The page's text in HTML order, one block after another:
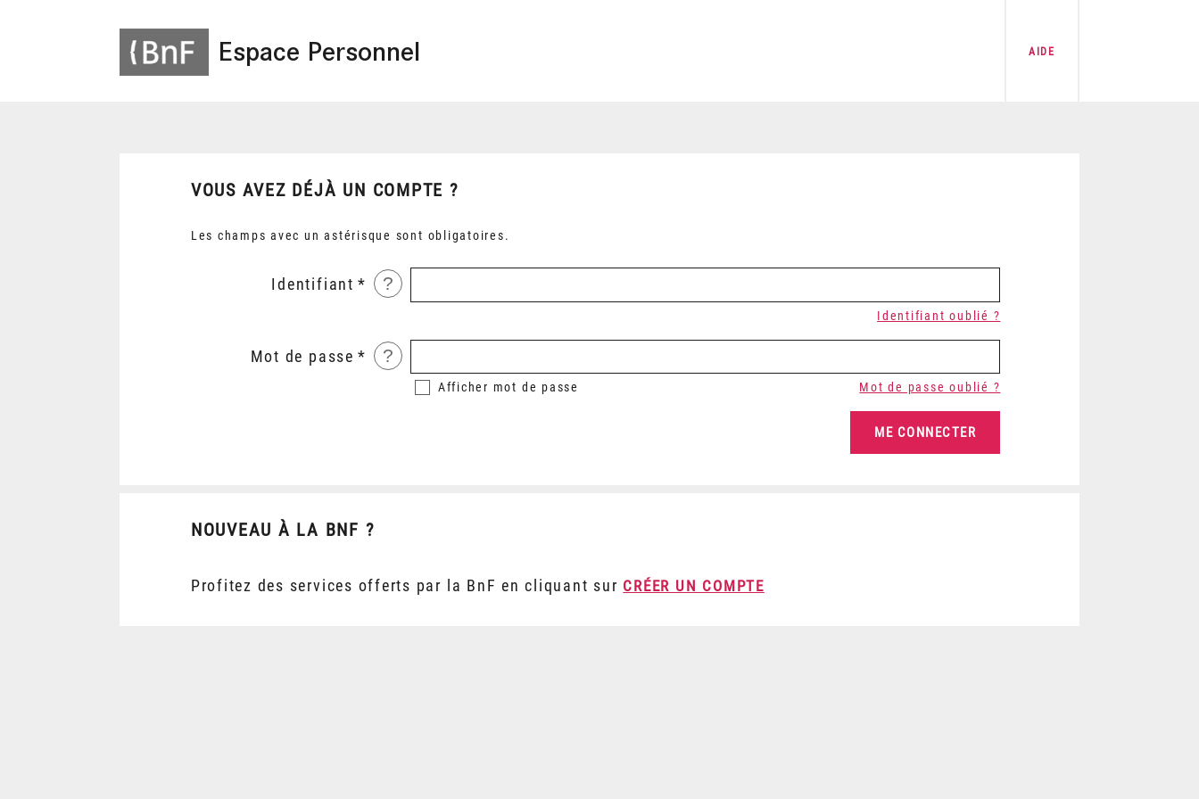
Espace Personnel AIDE
VOUS AVEZ DÉJÀ UN COMPTE ?
Les champs avec un astérisque sont obligatoires.
Identifiant ?
Identifiant oublié ?
Mot de passe ?
Afficher mot de passe Mot de passe oublié ?
NOUVEAU À LA BNF ?
Profitez des services offerts par la BnF en cliquant sur CRÉER UN COMPTE